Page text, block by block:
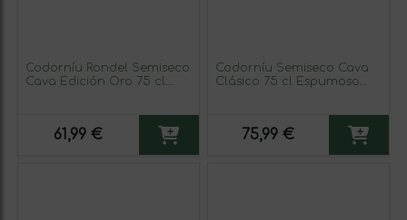
Codorníu Rondel Semiseco
Cava Edición Oro 75 cl
61,99 €
Codorníu Semiseco Cava
Clásico 75 cl Espumoso
75,99 €